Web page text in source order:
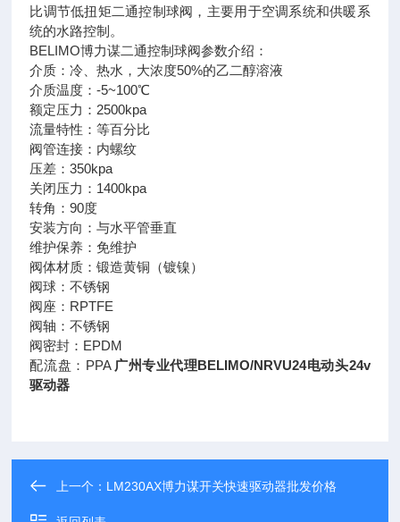
比调节低扭矩二通控制球阀，主要用于空调系统和供暖系
统的水路控制。
BELIMO博力谋二通控制球阀参数介绍：
介质：冷、热水，大浓度50%的乙二醇溶液
介质温度：-5~100℃
额定压力：2500kpa
流量特性：等百分比
阀管连接：内螺纹
压差：350kpa
关闭压力：1400kpa
转角：90度
安装方向：与水平管垂直
维护保养：免维护
阀体材质：锻造黄铜（镀镍）
阀球：不锈钢
阀座：RPTFE
阀轴：不锈钢
阀密封：EPDM
配流盘：PPA 广州专业代理BELIMO/NRVU24电动头24v
驱动器
上一个： LM230AX博力谋开关快速驱动器批发价格